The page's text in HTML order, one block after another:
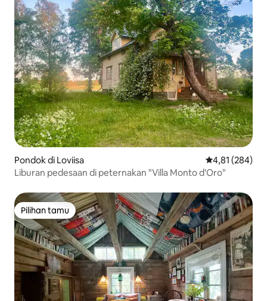
Pondok di Loviisa Nilai rata-rata
4,81 (284)
Liburan pedesaan di peternakan "Villa Monto d'Oro"
Pilihan tamu
Pilihan tamu